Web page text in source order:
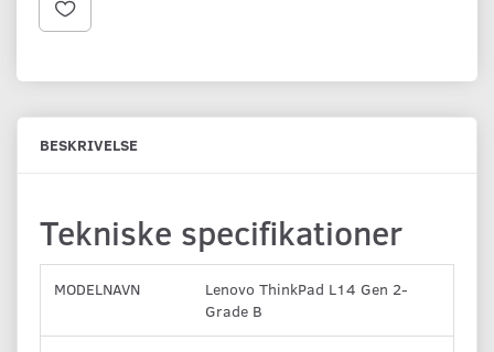
BESKRIVELSE
Tekniske specifikationer
MODELNAVN
Lenovo ThinkPad L14 Gen 2-
Grade B